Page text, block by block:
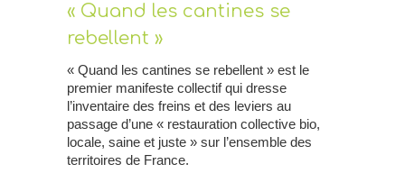
« Quand les cantines se
rebellent »
« Quand les cantines se rebellent » est le
premier manifeste collectif qui dresse
l’inventaire des freins et des leviers au
passage d’une « restauration collective bio,
locale, saine et juste » sur l’ensemble des
territoires de France.